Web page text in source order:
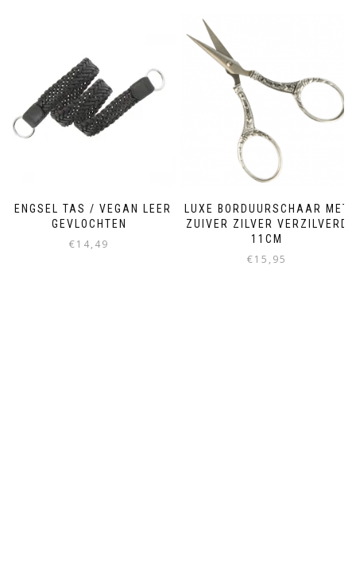
HENGSEL TAS / VEGAN LEER
GEVLOCHTEN
€14,49
LUXE BORDUURSCHAAR MET
ZUIVER ZILVER VERZILVERD
11CM
€15,95